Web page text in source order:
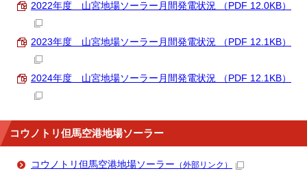
2022年度 山宮地場ソーラー月間発電状況 （PDF 12.0KB）
2023年度 山宮地場ソーラー月間発電状況 （PDF 12.1KB）
2024年度 山宮地場ソーラー月間発電状況 （PDF 12.1KB）
コウノトリ但馬空港地場ソーラー
コウノトリ但馬空港地場ソーラー （外部リンク）